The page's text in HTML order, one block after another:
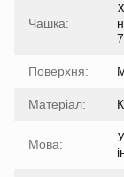
Чашка:
Поверхня:
Матеріал:
Мова: